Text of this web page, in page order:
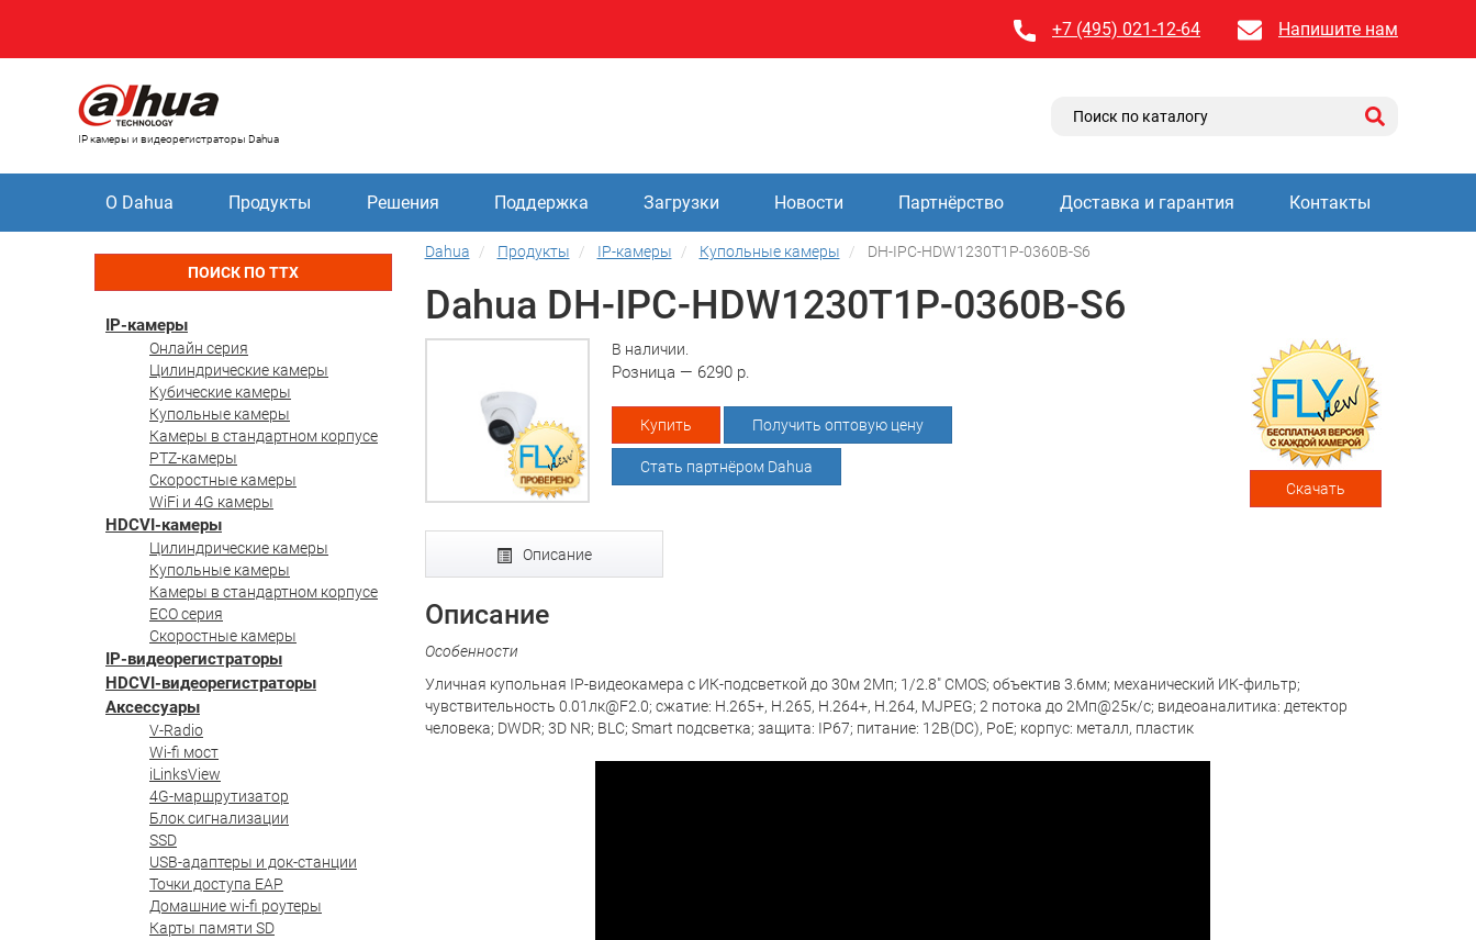
+7 (495) 021-12-64 Напишите нам
IP камеры и видеорегистраторы Dahua
О Dahua Продукты Решения Поддержка Загрузки Новости Партнёрство Доставка и гарантия Контакты
ПОИСК ПО ТТХ
IP-камеры
Онлайн серия
Цилиндрические камеры
Кубические камеры
Купольные камеры
Камеры в стандартном корпусе
PTZ-камеры
Скоростные камеры
WiFi и 4G камеры
HDCVI-камеры
Цилиндрические камеры
Купольные камеры
Камеры в стандартном корпусе
ECO серия
Скоростные камеры
IP-видеорегистраторы
HDCVI-видеорегистраторы
Аксессуары
V-Radio
Wi-fi мост
iLinksView
4G-маршрутизатор
Блок сигнализации
SSD
USB-адаптеры и док-станции
Точки доступа EAP
Домашние wi-fi роутеры
Карты памяти SD
Dahua Продукты IP-камеры Купольные камеры DH-IPC-HDW1230T1P-0360B-S6
Dahua DH-IPC-HDW1230T1P-0360B-S6
В наличии.
Розница — 6290 р.
Купить Получить оптовую цену
Стать партнёром Dahua
Скачать
Описание
Описание
Особенности
Уличная купольная IP-видеокамера с ИК-подсветкой до 30м 2Мп; 1/2.8" CMOS; объектив 3.6мм; механический ИК-фильтр;
чувствительность 0.01лк@F2.0; сжатие: H.265+, H.265, H.264+, H.264, MJPEG; 2 потока до 2Мп@25к/с; видеоаналитика: детектор
человека; DWDR; 3D NR; BLC; Smart подсветка; защита: IP67; питание: 12В(DC), PoE; корпус: металл, пластик